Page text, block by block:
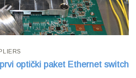
optički paket Ethernet switch